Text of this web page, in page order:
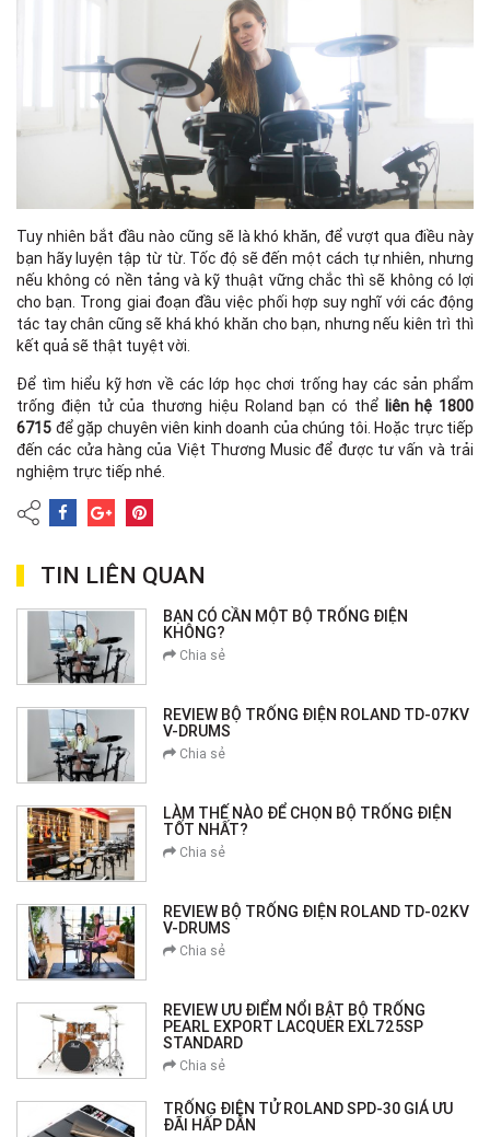
Tuy nhiên bắt đầu nào cũng sẽ là khó khăn, để vượt qua điều này
bạn hãy luyện tập từ từ. Tốc độ sẽ đến một cách tự nhiên, nhưng
nếu không có nền tảng và kỹ thuật vững chắc thì sẽ không có lợi
cho bạn. Trong giai đoạn đầu việc phối hợp suy nghĩ với các động
tác tay chân cũng sẽ khá khó khăn cho bạn, nhưng nếu kiên trì thì
kết quả sẽ thật tuyệt vời.
Để tìm hiểu kỹ hơn về các lớp học chơi trống hay các sản phẩm
trống điện tử của thương hiệu Roland bạn có thể liên hệ 1800
6715 để gặp chuyên viên kinh doanh của chúng tôi. Hoặc trực tiếp
đến các cửa hàng của Việt Thương Music để được tư vấn và trải
nghiệm trực tiếp nhé.
TIN LIÊN QUAN
BẠN CÓ CẦN MỘT BỘ TRỐNG ĐIỆN
KHÔNG?
Chia sẻ
REVIEW BỘ TRỐNG ĐIỆN ROLAND TD-07KV
V-DRUMS
Chia sẻ
LÀM THẾ NÀO ĐỂ CHỌN BỘ TRỐNG ĐIỆN
TỐT NHẤT?
Chia sẻ
REVIEW BỘ TRỐNG ĐIỆN ROLAND TD-02KV
V-DRUMS
Chia sẻ
REVIEW ƯU ĐIỂM NỔI BẬT BỘ TRỐNG
PEARL EXPORT LACQUER EXL725SP
STANDARD
Chia sẻ
TRỐNG ĐIỆN TỬ ROLAND SPD-30 GIÁ ƯU
ĐÃI HẤP DẪN